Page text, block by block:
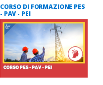
CORSO DI FORMAZIONE PES
- PAV - PEI